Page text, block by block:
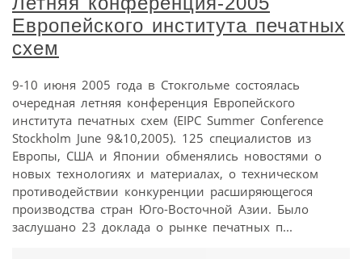
Европейского института печатных
схем
9-10 июня 2005 года в Стокгольме состоялась
очередная летняя конференция Европейского
института печатных схем (EIPC Summer Conference
Stockholm June 9&10,2005). 125 специалистов из
Европы, США и Японии обменялись новостями о
новых технологиях и материалах, о техническом
противодействии конкуренции расширяющегося
производства стран Юго-Восточной Азии. Было
заслушано 23 доклада о рынке печатных п...